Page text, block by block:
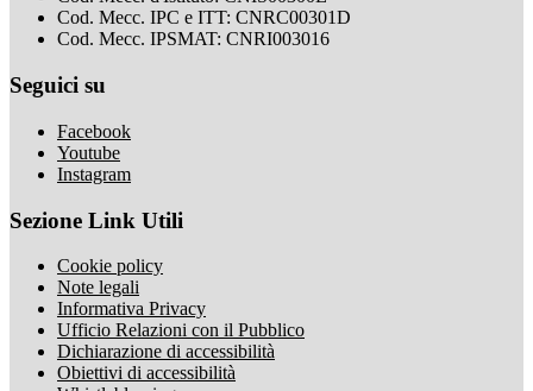
Cod. Mecc. IPC e ITT: CNRC00301D
Cod. Mecc. IPSMAT: CNRI003016
Seguici su
Facebook
Youtube
Instagram
Sezione Link Utili
Cookie policy
Note legali
Informativa Privacy
Ufficio Relazioni con il Pubblico
Dichiarazione di accessibilità
Obiettivi di accessibilità